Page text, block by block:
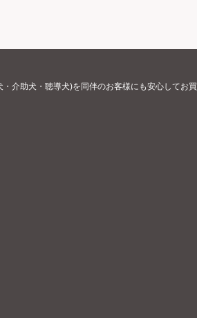
介助犬・聴導犬)を同伴のお客様にも安心してお買